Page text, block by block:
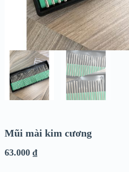
Mũi mài kim cương
63.000 ₫